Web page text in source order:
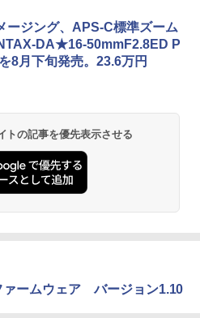
ージング、APS-C標準ズーム
DA★16-50mmF2.8ED P
8月下旬発売。23.6万円
トの記事を優先表示させる
ァームウェア バージョン1.10